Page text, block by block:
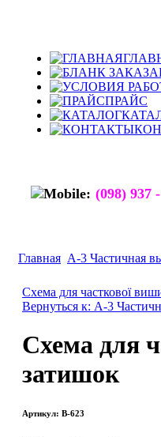
ПРАЙС
(098) 937
Главная А-3 Частичная
Схема для часткової
Вернуться к: А-3
Схема для
затишок
Артикул: В-623